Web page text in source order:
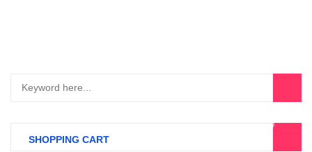
SHOPPING CART
0